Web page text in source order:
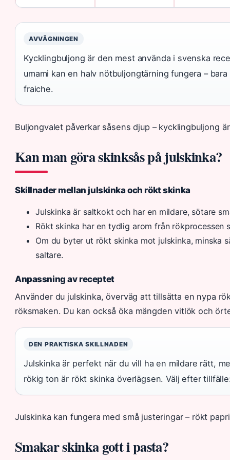
AVVÄGNINGEN
Kycklingbuljong är den mest använda i svenska
umami kan en halv nötbuljongtärning fungera –
fraiche.
Buljongvalet påverkar såsens djup – kycklingbuljong
Kan man göra skinksås på julskinka?
Skillnader mellan julskinka och rökt skinka
Julskinka är saltkokt och har en mildare, sötare
Rökt skinka har en tydlig arom från rökprocessen
Om du byter ut rökt skinka mot julskinka, minska
saltare.
Anpassning av receptet
Använder du julskinka, överväg att tillsätta en nypa
röksmaken. Du kan också öka mängden vitlök och
DEN PRAKTISKA SKILLNADEN
Julskinka är perfekt när du vill ha en mildare rätt,
rökig ton är rökt skinka överlägsen. Välj efter
Julskinka kan fungera med små justeringar – rökt
Smakar skinka gott i pasta?